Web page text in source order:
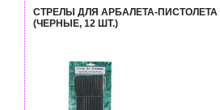
СТРЕЛЫ ДЛЯ АРБАЛЕТА-ПИСТОЛЕТА
(ЧЕРНЫЕ, 12 ШТ.)